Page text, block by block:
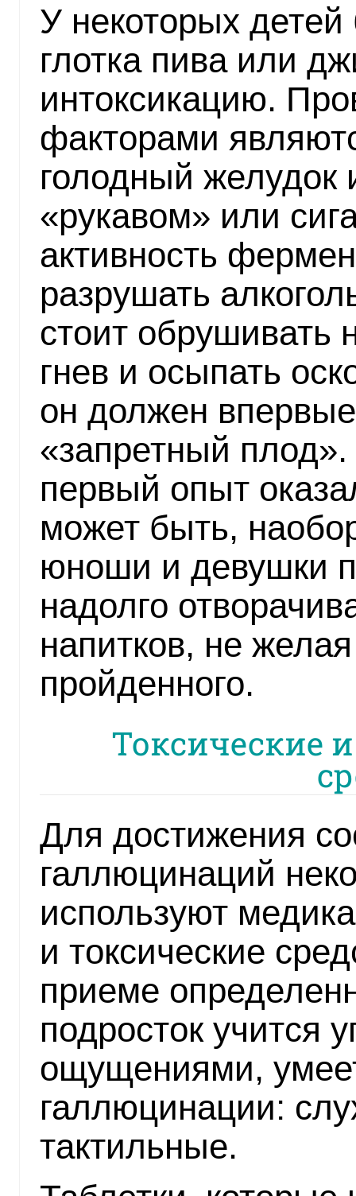
У некоторых детей
глотка пива или
интоксикацию.
факторами
голодный желудок
«рукавом» или
активность
разрушать
стоит обрушивать
гнев и осыпать
он должен
«запретный
первый опыт
может быть,
юноши и девушки
надолго
напитков, не
пройденного.
Токсические
Для достижения
галлюцинаций
используют
и токсические
приеме
подросток учится
ощущениями,
галлюцинации:
тактильные.